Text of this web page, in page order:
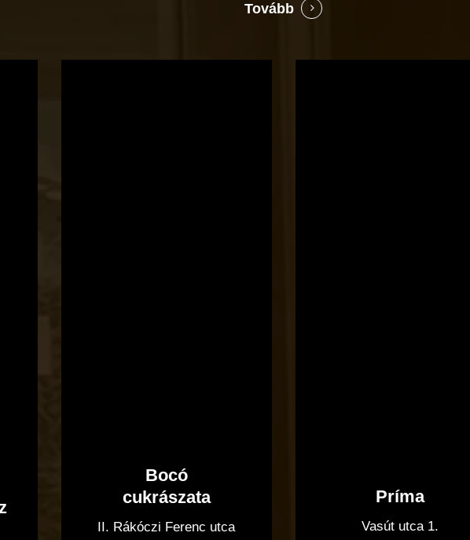
Tovább
Bocó
cukrászata
II. Rákóczi Ferenc utca
Príma
Vasút utca 1.